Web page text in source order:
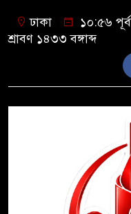
ঢাকা
১০:৫৬
শ্রাবণ ১৪৩৩ বঙ্গাব্দ